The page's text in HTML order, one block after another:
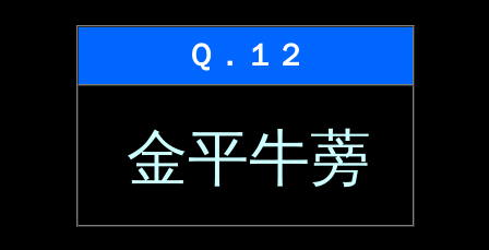
Ｑ．１２
金平牛蒡